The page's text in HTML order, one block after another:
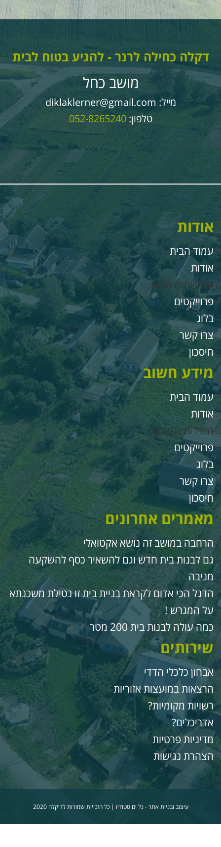
דקלה כחילה לרנר - להגיע בטוח לבית
מושב כחל
מייל:diklaklerner@gmail.com
טלפון:052-8265240
הבית
שלנו
קשר
חשוב
הבית
שלנו
קשר
אחרונים
במושב זה נושא אקטואלי
לבנות בית חדש וגם להשאיר כסף להשקעה
הכי אדום לקראת בניית בית זו נטילת משכנתא
המגרש !
עולה לבנות בית 200 מטר
כלכלי הדדי
במועצות אזוריות
מקומיות?
פרטיות
נגישות
עיצוב ובניית אתר -גל ים סטודיו| כל הזכויות שמורות לדיקלה 2020